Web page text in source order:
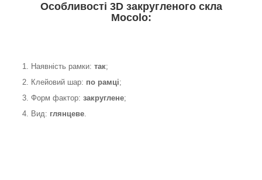
Особливості 3D закругленого скла
Mocolo:
1. Наявність рамки: так;
2. Клейовий шар: по рамці;
3. Форм фактор: закруглене;
4. Вид: глянцеве.